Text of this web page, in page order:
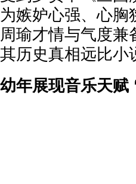
为嫉妒心强、心胸
周瑜才情与气度
其历史真相远比小
幼年展现音乐天赋